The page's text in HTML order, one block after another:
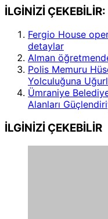
İLGİNİZİ ÇEKEBİLİR:
Fergio House
detaylar
Alman
Polis Memuru
Yolculuğuna
Ümraniye
Alanları
İLGİNİZİ ÇEKEBİLİR